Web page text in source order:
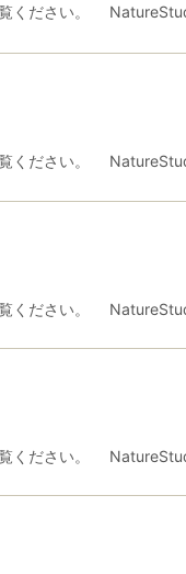
覧ください。
覧ください。
覧ください。
覧ください。